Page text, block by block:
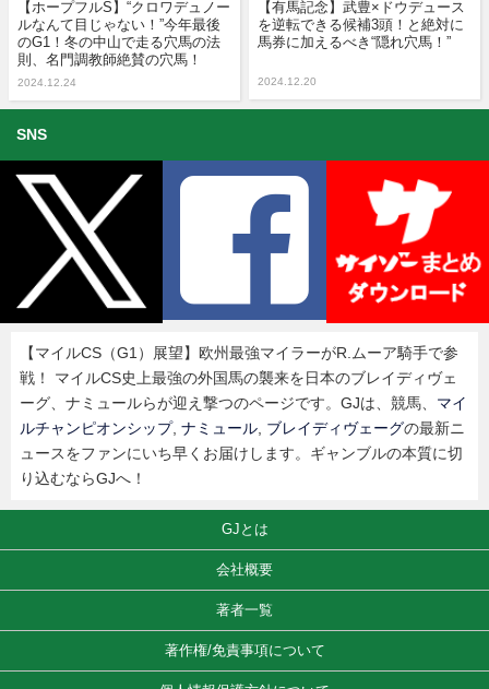
【ホープフルS】“クロワデュノー
ルなんて目じゃない！”今年最後
のG1！冬の中山で走る穴馬の法
則、名門調教師絶賛の穴馬！
2024.12.24
【有馬記念】武豊×ドウデュース
を逆転できる候補3頭！と絶対に
馬券に加えるべき“隠れ穴馬！”
2024.12.20
SNS
【マイルCS（G1）展望】欧州最強マイラーがR.ムーア騎手で参
戦！ マイルCS史上最強の外国馬の襲来を日本のブレイディヴェ
ーグ、ナミュールらが迎え撃つのページです。GJは、競馬、 マイ
ルチャンピオンシップ, ナミュール, ブレイディヴェーグの最新ニ
ュースをファンにいち早くお届けします。ギャンブルの本質に切
り込むならGJへ！
GJとは
会社概要
著者一覧
著作権/免責事項について